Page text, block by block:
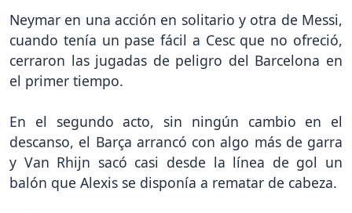
Neymar en una acción en solitario y otra de Messi,
cuando tenía un pase fácil a Cesc que no ofreció,
cerraron las jugadas de peligro del Barcelona en
el primer tiempo.
En el segundo acto, sin ningún cambio en el
descanso, el Barça arrancó con algo más de garra
y Van Rhijn sacó casi desde la línea de gol un
balón que Alexis se disponía a rematar de cabeza.